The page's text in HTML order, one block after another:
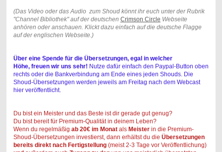
(Das Video oder das Audio zum Shoud könnt ihr euch unter der Rubrik
"Channel Bibliothek" auf der deutschen Crimson Circle Webseite
anhören oder anschauen. Klickt dazu einfach auf die deutsche Flagge
auf der englischen Webseite.)
Über eine Spende für die Übersetzungen, egal in welcher
Höhe,freuen wir uns sehr! Nutze dafür einfach den Paypal-Button oben
rechts oder die Bankverbindung am Ende eines jeden Shouds. Die
Shoud-Übersetzungen werden jeweils am Freitag nach dem Webcast
hier veröffentlicht.
Du bist ein Meister und das Beste ist dir gerade gut genug?
Du bist bereit für Premium-Qualität in deinem Leben?
Wenn du regelmäßig ab 20€ im Monatals Meister in die Premium-
Shoud-Übersetzungen investierst, dann erhältst du die Übersetzungen
bereits direkt nach Fertigstellung(meist 2-3 Tage vor Veröffentlichung)